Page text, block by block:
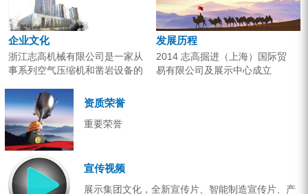
企业文化
浙江志高机械有限公司是一家从
事系列空气压缩机和凿岩设备的
的专业机构。产品广泛应用于工
业气源、各类矿山开采和工程项
目建设。企业以技术开发为核
心，...
发展历程
2014 志高掘进（上海）国际贸
易有限公司及展示中心成立
资质荣誉
重要荣誉
宣传视频
展示集团文化，全新宣传片、智能制造宣传片、产